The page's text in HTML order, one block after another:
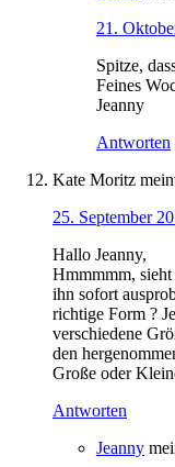
21.
Spitze,
Feines
Jeanny
Antworten
Kate Moritz
25. September
Hallo Jeanny,
Hmmmmm,
ihn sofort
richtige Form ?
verschiedene
den
Große oder
Antworten
Jeanny